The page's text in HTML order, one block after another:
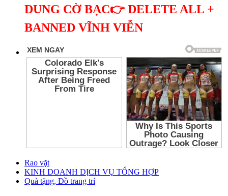
DUNG CỜ BẠC👉 DELETE ALL +
BANNED VĨNH VIỄN
Rao vặt
KINH DOANH DỊCH VỤ TỔNG HỢP
Quà tặng, Đồ trang trí